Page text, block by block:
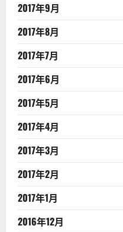
2017年9月
2017年8月
2017年7月
2017年6月
2017年5月
2017年4月
2017年3月
2017年2月
2017年1月
2016年12月